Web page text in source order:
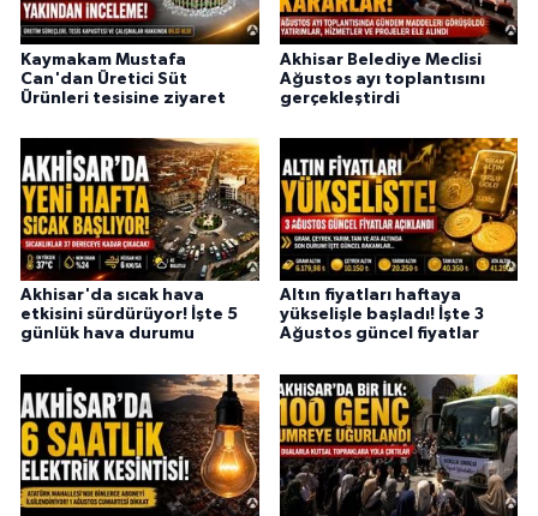
Kaymakam Mustafa
Can'dan Üretici Süt
Ürünleri tesisine ziyaret
Akhisar Belediye Meclisi
Ağustos ayı toplantısını
gerçekleştirdi
Akhisar'da sıcak hava
etkisini sürdürüyor! İşte 5
günlük hava durumu
Altın fiyatları haftaya
yükselişle başladı! İşte 3
Ağustos güncel fiyatlar